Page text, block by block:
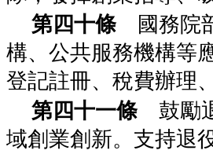
第四十條
國務院
構、公共服務機構等
登記註冊、稅費辦理
第四十一條
鼓勵
域創業創新。支持退